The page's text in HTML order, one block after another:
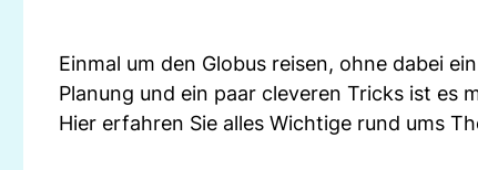
Einmal um den Globus reisen, ohne dabei
Planung und ein paar cleveren Tricks ist es
Hier erfahren Sie alles Wichtige rund ums